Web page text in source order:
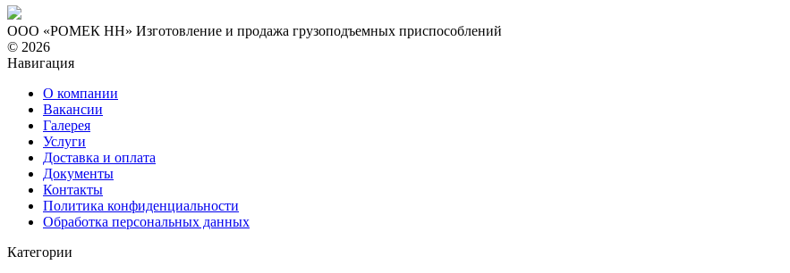
ООО «РОМЕК НН» Изготовление и продажа грузоподъемных приспособлений
© 2026
Навигация
О компании
Вакансии
Галерея
Услуги
Доставка и оплата
Документы
Контакты
Политика конфиденциальности
Обработка персональных данных
Категории